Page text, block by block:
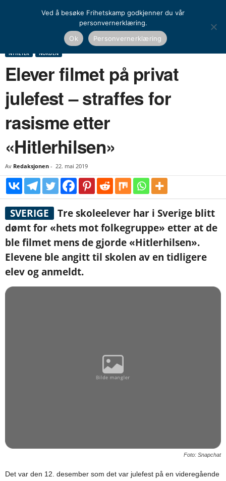
Norden
Elever filmet på privat julefest – straffes for rasisme
NYHETER NORDEN
Elever filmet på privat
julefest – straffes for
rasisme etter
«Hitlerhilsen»
Av Redaksjonen - 22. mai 2019
SVERIGE
Tre skoleelever har i Sverige blitt
dømt for «hets mot folkegruppe» etter at de
ble filmet mens de gjorde «Hitlerhilsen».
Elevene ble angitt til skolen av en tidligere
elev og anmeldt.
Foto: Snapchat
Det var den 12. desember som det var julefest på en videregående
Ved å besøke Frihetskamp godkjenner du vår
personvernerklæring.
Ok
Personvernerklæring